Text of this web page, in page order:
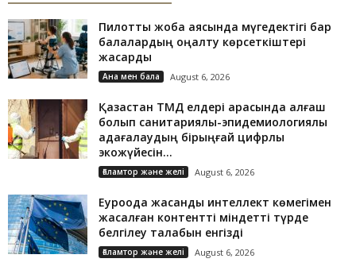
Пилоттық жоба аясында мүгедектігі бар
балалардың оңалту көрсеткіштері
жақсарды
Ана мен бала August 6, 2026
Қазақстан ТМД елдері арасында алғаш
болып санитариялық-эпидемиологиялық
қадағалаудың бірыңғай цифрлық
экожүйесін...
Ғаламтор және желі August 6, 2026
Еуроодақ жасанды интеллект көмегімен
жасалған контентті міндетті түрде
белгілеу талабын енгізді
Ғаламтор және желі August 6, 2026